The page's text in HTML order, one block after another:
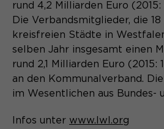
Datenbankeintrag
Name PHPSESSID
Anbieter Session-Cookies
Der Session
Name _pk_ses*
Laufzeit 30 Minuten
Speichert
Laufzeit 1 Jahr
Zweck
Speichert die vom
Sprache für die
Übersetzung der
rund 4,2 Milliarden Euro
Die Verbandsmitglieder, die
kreisfreien Städte in
selben Jahr insgesamt einen
rund 2,1 Milliarden Euro (2015:
an den Kommunalverband.
im Wesentlichen aus Bundes-
Infos unter www.lwl.org